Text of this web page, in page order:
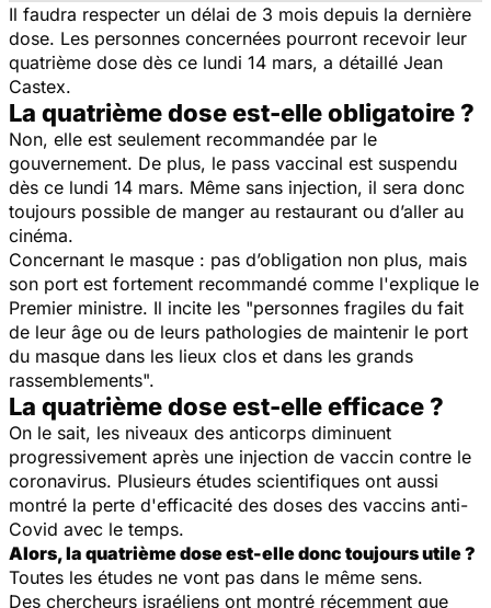
Il faudra respecter un délai de 3 mois depuis la dernière
dose. Les personnes concernées pourront recevoir leur
quatrième dose dès ce lundi 14 mars, a détaillé Jean
Castex.
La quatrième dose est-elle obligatoire ?
Non, elle est seulement recommandée par le
gouvernement. De plus, le pass vaccinal est suspendu
dès ce lundi 14 mars. Même sans injection, il sera donc
toujours possible de manger au restaurant ou d’aller au
cinéma.
Concernant le masque : pas d’obligation non plus, mais
son port est fortement recommandé comme l'explique le
Premier ministre. Il incite les "personnes fragiles du fait
de leur âge ou de leurs pathologies de maintenir le port
du masque dans les lieux clos et dans les grands
rassemblements".
La quatrième dose est-elle efficace ?
On le sait, les niveaux des anticorps diminuent
progressivement après une injection de vaccin contre le
coronavirus. Plusieurs études scientifiques ont aussi
montré la perte d'efficacité des doses des vaccins anti-
Covid avec le temps.
Alors, la quatrième dose est-elle donc toujours utile ?
Toutes les études ne vont pas dans le même sens.
Des chercheurs israéliens ont montré récemment que